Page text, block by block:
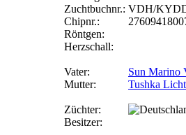
Zuchtbuchnr.: VDH/
Chipnr.:
Röntgen:
Herzschall:
Vater:
Sun Marino
Mutter:
Tushka
Züchter:
Besitzer: